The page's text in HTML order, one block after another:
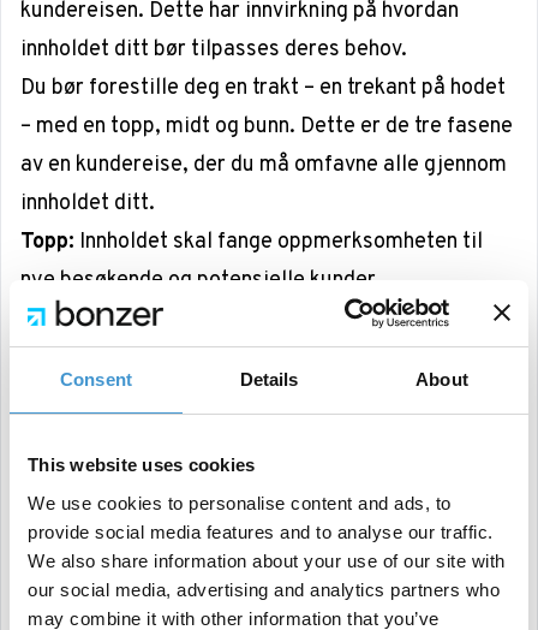
Consent Details About
This website uses cookies
We use cookies to personalise content and ads, to
provide social media features and to analyse our traffic.
We also share information about your use of our site with
our social media, advertising and analytics partners who
may combine it with other information that you’ve
kundereisen. Dette har innvirkning på hvordan
innholdet ditt bør tilpasses deres behov.
Du bør forestille deg en trakt – en trekant på hodet
– med en topp, midt og bunn. Dette er de tre fasene
av en kundereise, der du må omfavne alle gjennom
innholdet ditt.
Topp: Innholdet skal fange oppmerksomheten til
nye besøkende og potensielle kunder.
Midt:Innholdet skal være verdifullt og hjelpsomt,
eksempel underskrift eller registrering.
Potensielle kunder må kunne bli kjent med deg før
de gjør et kjøp, og de må kunne stole på innholdet
ditt, slik at de vender tilbake. Etter at du har